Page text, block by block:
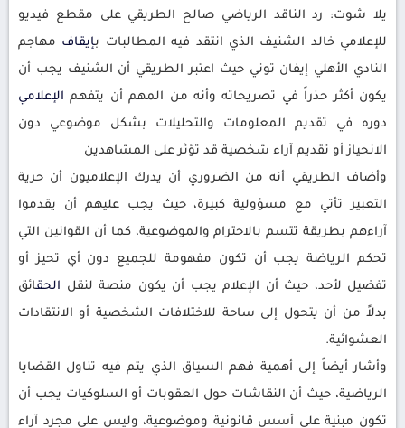
يلا شوت: رد الناقد الرياضي صالح الطريقي على مقطع فيديو
للإعلامي خالد الشنيف الذي انتقد فيه المطالبات بإيقاف مهاجم
النادي الأهلي إيفان توني حيث اعتبر الطريقي أن الشنيف يجب أن
يكون أكثر حذراً في تصريحاته وأنه من المهم أن يتفهم الإعلامي
دوره في تقديم المعلومات والتحليلات بشكل موضوعي دون
الانحياز أو تقديم آراء شخصية قد تؤثر على المشاهدين
وأضاف الطريقي أنه من الضروري أن يدرك الإعلاميون أن حرية
التعبير تأتي مع مسؤولية كبيرة، حيث يجب عليهم أن يقدموا
آراءهم بطريقة تتسم بالاحترام والموضوعية، كما أن القوانين التي
تحكم الرياضة يجب أن تكون مفهومة للجميع دون أي تحيز أو
تفضيل لأحد، حيث أن الإعلام يجب أن يكون منصة لنقل الحقائق
بدلاً من أن يتحول إلى ساحة للاختلافات الشخصية أو الانتقادات
العشوائية.
وأشار أيضاً إلى أهمية فهم السياق الذي يتم فيه تناول القضايا
الرياضية، حيث أن النقاشات حول العقوبات أو السلوكيات يجب أن
تكون مبنية على أسس قانونية وموضوعية، وليس على مجرد آراء